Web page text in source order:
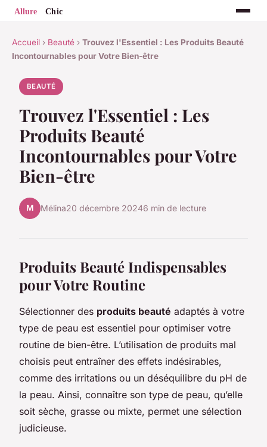
Accueil › Beauté › Trouvez l'Essentiel : Les Produits Beauté
Incontournables pour Votre Bien-être
BEAUTÉ
Trouvez l'Essentiel : Les
Produits Beauté
Incontournables pour Votre
Bien-être
M Mélina20 décembre 20246 min de lecture
Produits Beauté Indispensables
pour Votre Routine
Sélectionner des produits beauté adaptés à votre
type de peau est essentiel pour optimiser votre
routine de bien-être. L’utilisation de produits mal
choisis peut entraîner des effets indésirables,
comme des irritations ou un déséquilibre du pH de
la peau. Ainsi, connaître son type de peau, qu’elle
soit sèche, grasse ou mixte, permet une sélection
judicieuse.